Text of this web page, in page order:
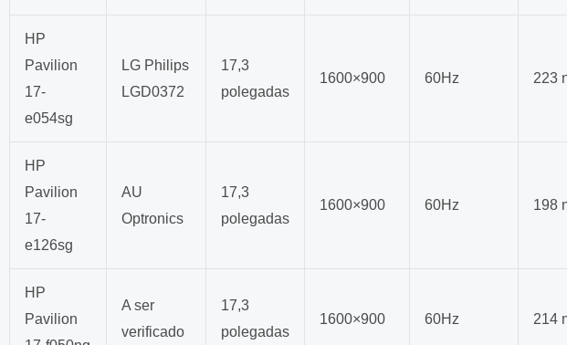
HP
Pavilion
17-
e054sg
LG Philips
LGD0372
17,3
polegadas
1600×900 60Hz 223
HP
Pavilion
17-
e126sg
AU
Optronics
17,3
polegadas
1600×900 60Hz 198
HP
Pavilion
A ser
verificado
17,3
polegadas
1600×900 60Hz 214